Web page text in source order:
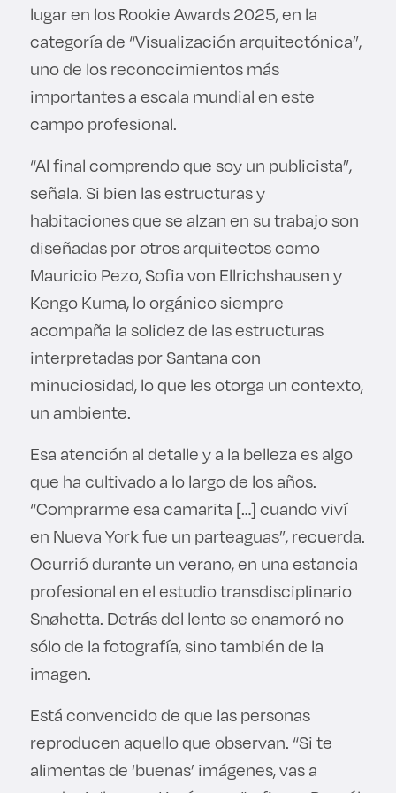
lugar en los Rookie Awards 2025, en la
categoría de “Visualización arquitectónica”,
uno de los reconocimientos más
importantes a escala mundial en este
campo profesional.
“Al final comprendo que soy un publicista”,
señala. Si bien las estructuras y
habitaciones que se alzan en su trabajo son
diseñadas por otros arquitectos como
Mauricio Pezo, Sofia von Ellrichshausen y
Kengo Kuma, lo orgánico siempre
acompaña la solidez de las estructuras
interpretadas por Santana con
minuciosidad, lo que les otorga un contexto,
un ambiente.
Esa atención al detalle y a la belleza es algo
que ha cultivado a lo largo de los años.
“Comprarme esa camarita […] cuando viví
en Nueva York fue un parteaguas”, recuerda.
Ocurrió durante un verano, en una estancia
profesional en el estudio transdisciplinario
Snøhetta. Detrás del lente se enamoró no
sólo de la fotografía, sino también de la
imagen.
Está convencido de que las personas
reproducen aquello que observan. “Si te
alimentas de ‘buenas’ imágenes, vas a